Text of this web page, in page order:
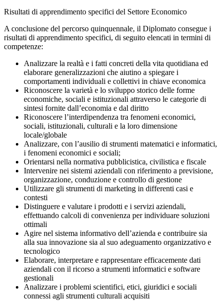
Risultati di apprendimento specifici del Settore Economico
A conclusione del percorso quinquennale, il Diplomato consegue i
risultati di apprendimento specifici, di seguito elencati in termini di
competenze:
Analizzare la realtà e i fatti concreti della vita quotidiana ed
elaborare generalizzazioni che aiutino a spiegare i
comportamenti individuali e collettivi in chiave economica
Riconoscere la varietà e lo sviluppo storico delle forme
economiche, sociali e istituzionali attraverso le categorie di
sintesi fornite dall’economia e dal diritto
Riconoscere l’interdipendenza tra fenomeni economici,
sociali, istituzionali, culturali e la loro dimensione
locale/globale
Analizzare, con l’ausilio di strumenti matematici e informatici,
i fenomeni economici e sociali;
Orientarsi nella normativa pubblicistica, civilistica e fiscale
Intervenire nei sistemi aziendali con riferimento a previsione,
organizzazione, conduzione e controllo di gestione
Utilizzare gli strumenti di marketing in differenti casi e
contesti
Distinguere e valutare i prodotti e i servizi aziendali,
effettuando calcoli di convenienza per individuare soluzioni
ottimali
Agire nel sistema informativo dell’azienda e contribuire sia
alla sua innovazione sia al suo adeguamento organizzativo e
tecnologico
Elaborare, interpretare e rappresentare efficacemente dati
aziendali con il ricorso a strumenti informatici e software
gestionali
Analizzare i problemi scientifici, etici, giuridici e sociali
connessi agli strumenti culturali acquisiti